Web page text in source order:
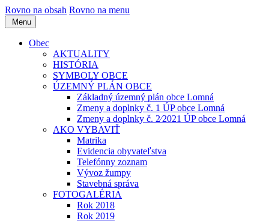
Rovno na obsah Rovno na menu
Menu
Obec
AKTUALITY
HISTÓRIA
SYMBOLY OBCE
ÚZEMNÝ PLÁN OBCE
Základný územný plán obce Lomná
Zmeny a doplnky č. 1 ÚP obce Lomná
Zmeny a doplnky č. 2⁄2021 ÚP obce Lomná
AKO VYBAVIŤ
Matrika
Evidencia obyvateľstva
Telefónny zoznam
Vývoz žumpy
Stavebná správa
FOTOGALÉRIA
Rok 2018
Rok 2019